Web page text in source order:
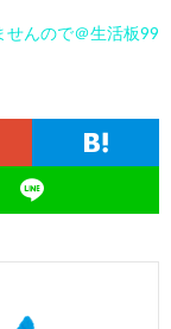
せんので＠生活板99